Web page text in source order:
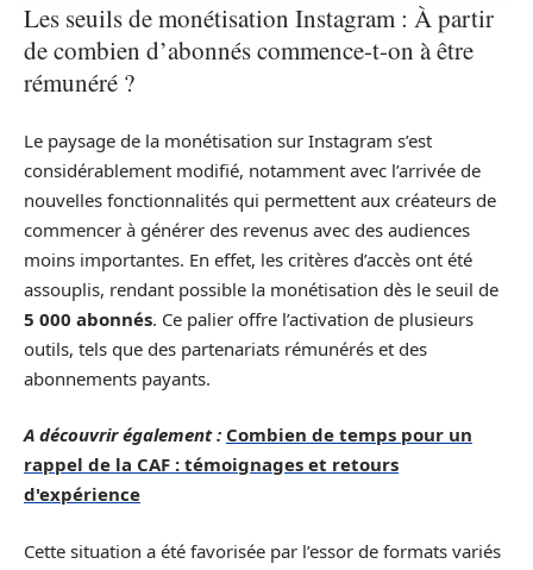
Les seuils de monétisation Instagram : À partir
de combien d’abonnés commence-t-on à être
rémunéré ?
Le paysage de la monétisation sur Instagram s’est
considérablement modifié, notamment avec l’arrivée de
nouvelles fonctionnalités qui permettent aux créateurs de
commencer à générer des revenus avec des audiences
moins importantes. En effet, les critères d’accès ont été
assouplis, rendant possible la monétisation dès le seuil de
5 000 abonnés. Ce palier offre l’activation de plusieurs
outils, tels que des partenariats rémunérés et des
abonnements payants.
A découvrir également : Combien de temps pour un
rappel de la CAF : témoignages et retours
d'expérience
Cette situation a été favorisée par l’essor de formats variés